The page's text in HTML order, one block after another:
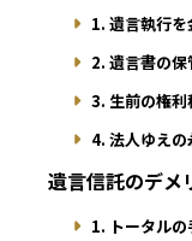
1. 遺言執行
2. 遺言書の
3. 生前の権利
4. 法人ゆえ
遺言信託のデメ
1. トータル